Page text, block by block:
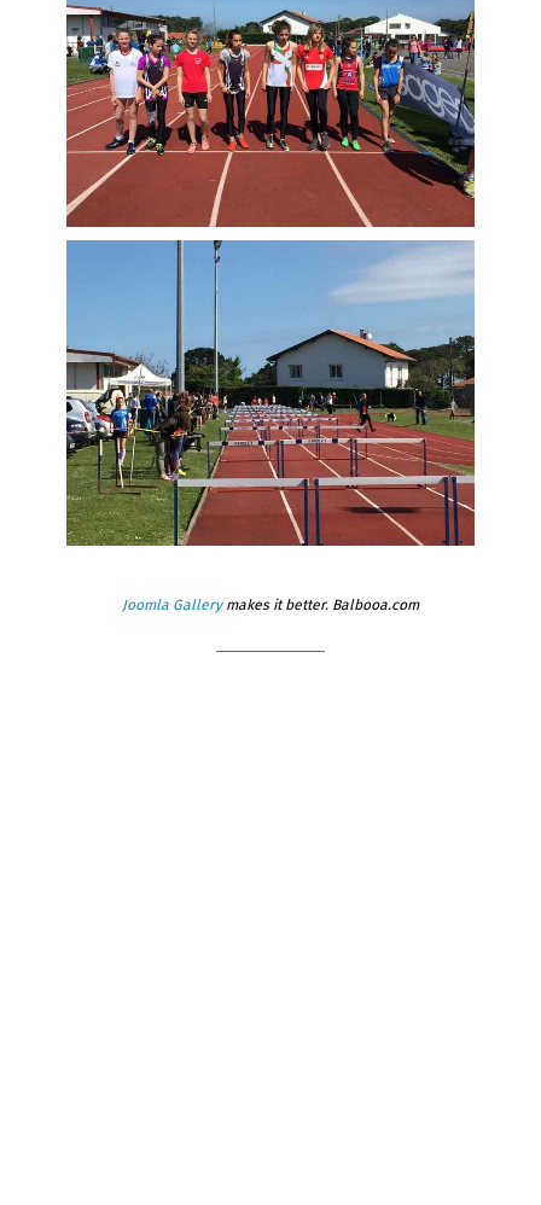
Joomla Gallerymakes it better. Balbooa.com